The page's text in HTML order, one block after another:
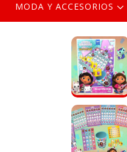
MODA Y ACCESORIOS